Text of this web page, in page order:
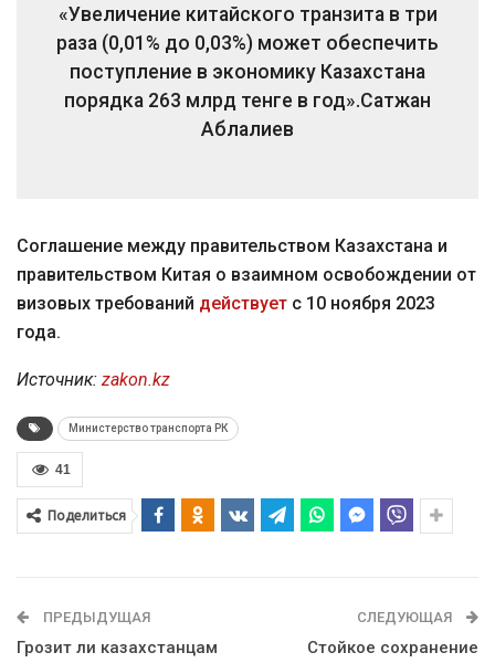
«Увеличение китайского транзита в три
раза (0,01% до 0,03%) может обеспечить
поступление в экономику Казахстана
порядка 263 млрд тенге в год».Сатжан
Аблалиев
Соглашение между правительством Казахстана и
правительством Китая о взаимном освобождении от
визовых требований действует с 10 ноября 2023
года.
Источник: zakon.kz
Министерство транспорта РК
41
Поделиться
ПРЕДЫДУЩАЯ
Грозит ли казахстанцам
СЛЕДУЮЩАЯ
Стойкое сохранение